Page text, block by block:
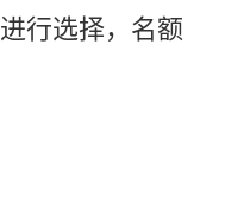
行选择，名额